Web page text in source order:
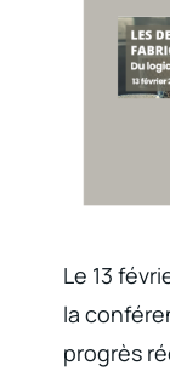
Le 13
la
progrès